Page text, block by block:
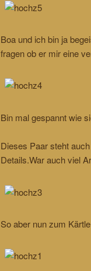
Boa und ich bin ja
fragen ob er mir eine
Bin mal gespannt wie
Dieses Paar steht
Details.War auch viel
So aber nun zum